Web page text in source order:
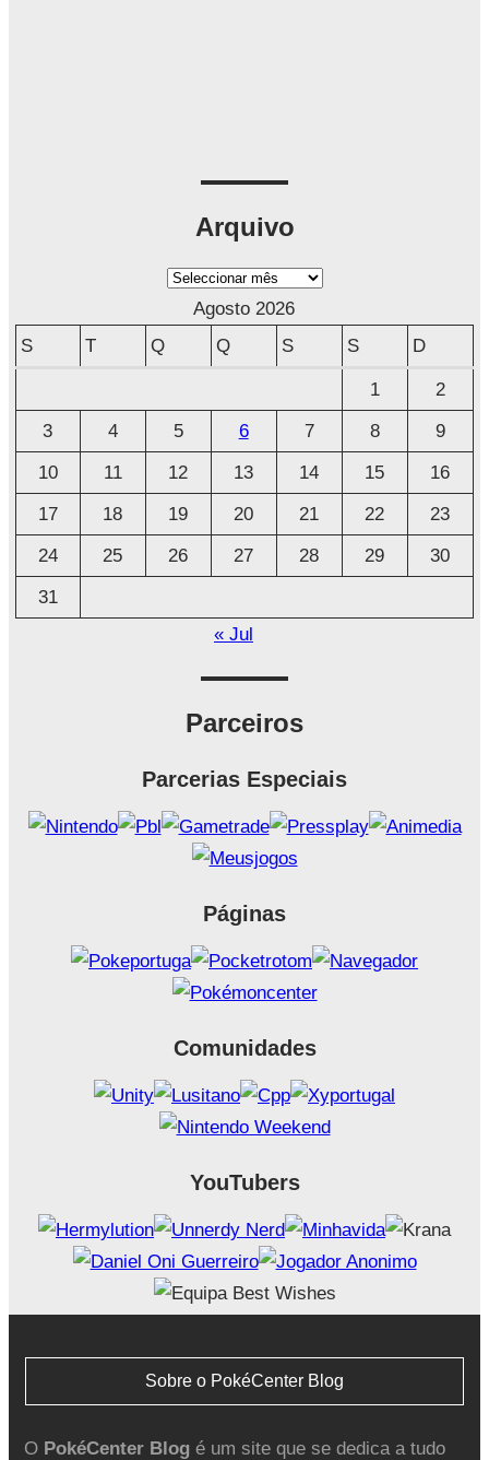
Arquivo
A
v
o
Agosto 2026
S
T Q Q S S D
1
2
3
4 5 6 7 8
9
10
11 12 13 14 15
16
17
18 19 20 21 22
23
24
25 26 27 28 29
30
31
« Jul
Parceiros
Parcerias Especiais
Páginas
Comunidades
YouTubers
Sobre o PokéCenter Blog
O PokéCenter Blogé um site que se dedica a tudo